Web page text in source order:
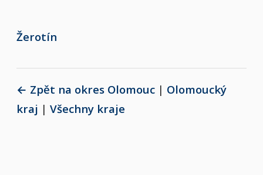
Žerotín
← Zpět na okres Olomouc | Olomoucký
kraj | Všechny kraje